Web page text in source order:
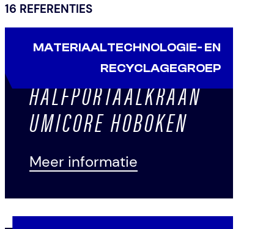
16 REFERENTIES
MATERIAALTECHNOLOGIE- EN
RECYCLAGEGROEP
HALFPORTAALKRAAN
UMICORE HOBOKEN
Meer informatie